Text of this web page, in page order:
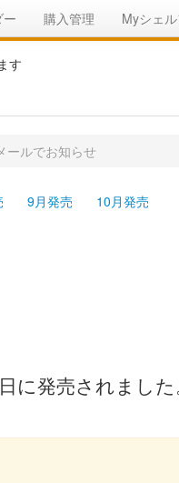
購入管理 Myシェ
す
ールでお知らせ
9月発売 10月発売
に発売されまし